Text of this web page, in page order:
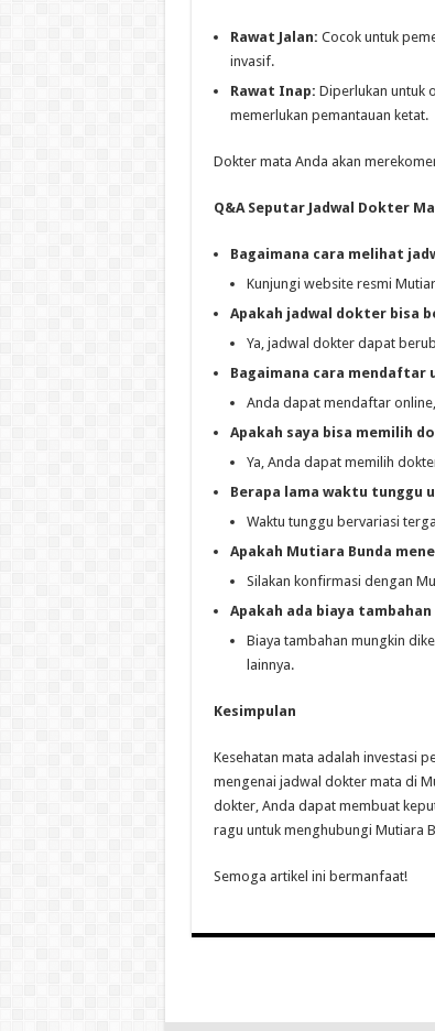
Rawat Jalan: Cocok untuk
invasif.
Rawat Inap: Diperlukan untuk
memerlukan pemantauan ketat.
Dokter mata Anda akan
Q&A Seputar Jadwal Dokter
Bagaimana cara melihat
Kunjungi website resmi
Apakah jadwal dokter bisa
Ya, jadwal dokter dapat
Bagaimana cara
Anda dapat mendaftar
Apakah saya bisa memilih
Ya, Anda dapat memilih
Berapa lama waktu tunggu
Waktu tunggu bervariasi
Apakah Mutiara Bunda
Silakan konfirmasi dengan
Apakah ada biaya
Biaya tambahan mungkin
lainnya.
Kesimpulan
Kesehatan mata adalah investasi
mengenai jadwal dokter mata di
dokter, Anda dapat membuat
ragu untuk menghubungi Mutiara
Semoga artikel ini bermanfaat!